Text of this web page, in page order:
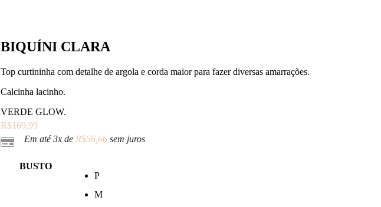
BIQUÍNI CLARA
Top curtininha com detalhe de argola e corda maior para fazer diversas amarrações.
Calcinha lacinho.
VERDE GLOW.
R$169,99
Em até 3x de R$56,66sem juros
BUSTO
P
M